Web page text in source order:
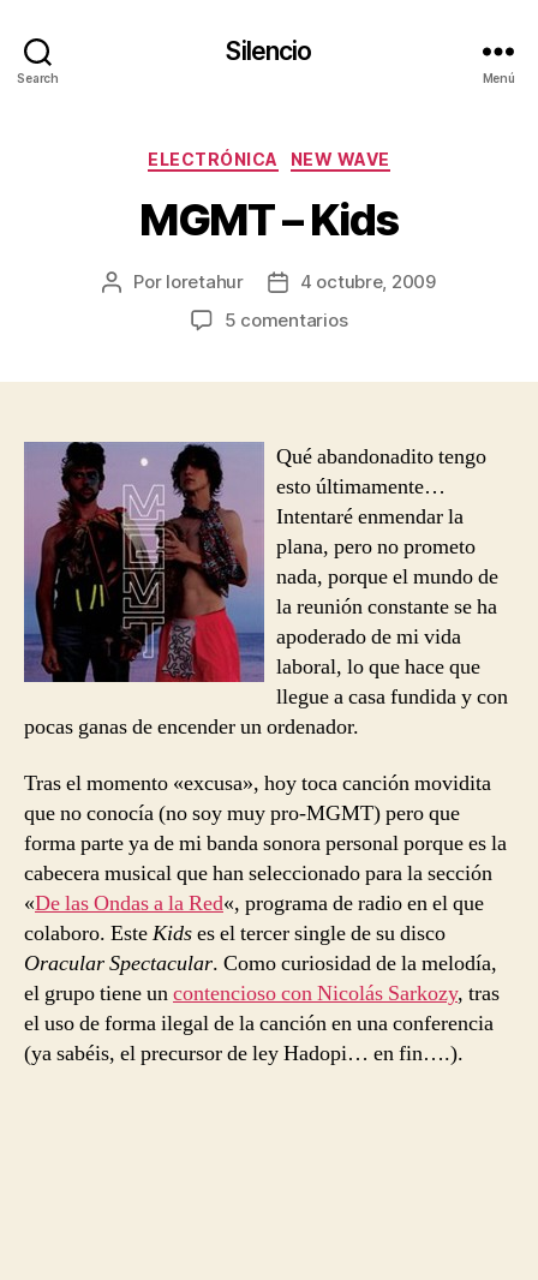
Search
Silencio
Menú
Categorías
ELECTRÓNICA NEW WAVE
MGMT – Kids
Autor
Por loretahur
Fecha4 octubre, 2009
5 comentariosen
Qué abandonadito tengo
esto últimamente…
Intentaré enmendar la
plana, pero no prometo
nada, porque el mundo de
la reunión constante se ha
apoderado de mi vida
laboral, lo que hace que
llegue a casa fundida y con
pocas ganas de encender un ordenador.
Tras el momento «excusa», hoy toca canción movidita
que no conocía (no soy muy pro-MGMT) pero que
forma parte ya de mi banda sonora personal porque es la
cabecera musical que han seleccionado para la sección
«De las Ondas a la Red«, programa de radio en el que
colaboro. EsteKidses el tercer single de su disco
Oracular Spectacular. Como curiosidad de la melodía,
el grupo tiene uncontencioso con Nicolás Sarkozy, tras
el uso de forma ilegal de la canción en una conferencia
(ya sabéis, el precursor de ley Hadopi… en fin….).